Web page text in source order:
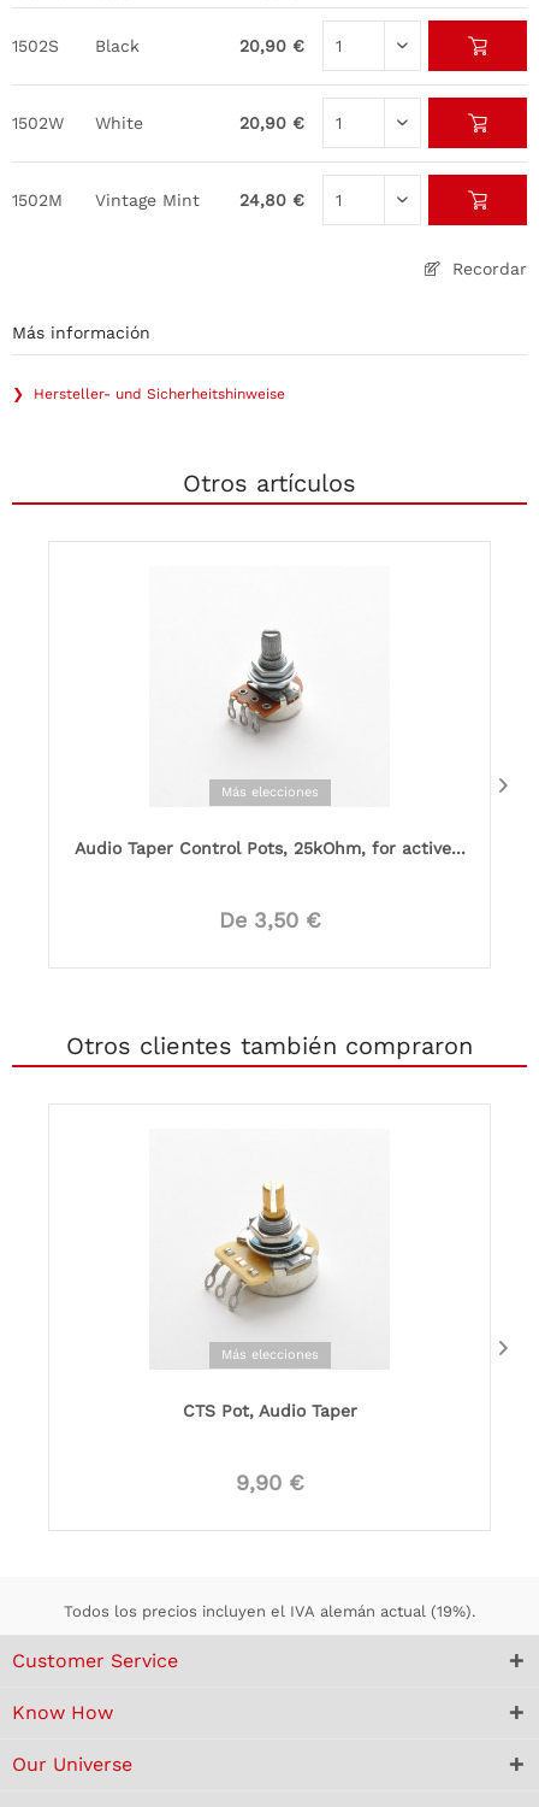
Recordar
1502S Black 20,90 €
1502W White 20,90 €
1502M Vintage Mint 24,80 €
Más información
❯ Hersteller- und Sicherheitshinweise
Otros artículos
Más elecciones
Audio Taper Control Pots, 25kOhm, for active...
De 3,50 €
Otros clientes también compraron
Más elecciones
CTS Pot, Audio Taper
9,90 €
Todos los precios incluyen el IVA alemán actual (19%).
Customer Service
Know How
Our Universe